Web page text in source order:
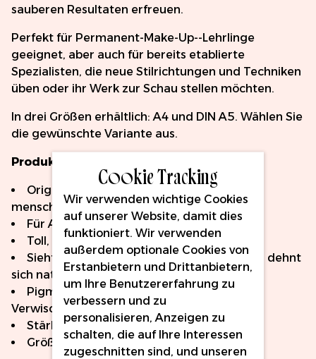
sauberen Resultaten erfreuen.
Perfekt für Permanent-Make-Up--Lehrlinge
geeignet, aber auch für bereits etablierte
Spezialisten, die neue Stilrichtungen und Techniken
üben oder ihr Werk zur Schau stellen möchten.
In drei Größen erhältlich: A4 und DIN A5. Wählen Sie
die gewünschte Variante aus.
Produktmerkmale:
Originalrohstoff, gesundheitlich für die
menschliche Haut unbedenklich
Für Anfänger absolut unentbehrlich
Toll, um Ihre Arbeit zur Schau zu stellen
Sieht aus und fühlt sich an wie echte Haut, dehnt
sich naturgetreu
Pigmente lassen sich ohne Flecken und
Verwischen von der Oberfläche entfernen
Stärke 2-3 mm - beidseitig nutzbar
Größe: A4 bzw. A5
Cookie Tracking
Wir verwenden wichtige Cookies
auf unserer Website, damit dies
funktioniert. Wir verwenden
außerdem optionale Cookies von
Erstanbietern und Drittanbietern,
um Ihre Benutzererfahrung zu
verbessern und zu
personalisieren, Anzeigen zu
schalten, die auf Ihre Interessen
zugeschnitten sind, und unseren